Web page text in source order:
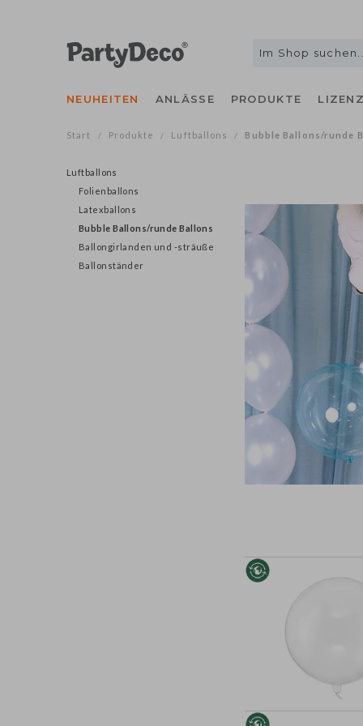
NEUHEITEN ANLÄSSE PRODUKTE
Start / Produkte / Luftballons / Bubble Ballons/runde
Luftballons
Folienballons
Latexballons
Bubble Ballons/runde Ballons
Ballongirlanden und -sträuße
Ballonständer